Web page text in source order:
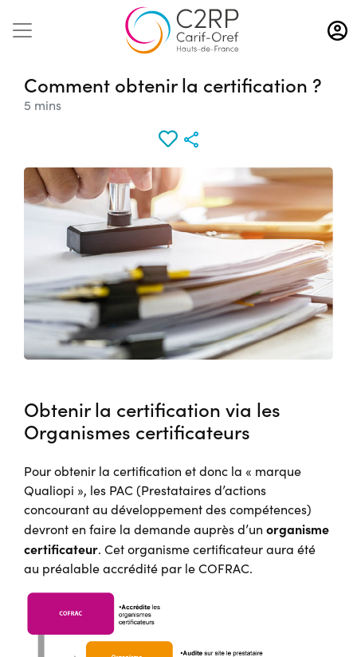
Aller
au
contenu
Comment obtenir la certification ?
5 mins
Obtenir la certification via les
Organismes certificateurs
Pour obtenir la certification et donc la « marque
Qualiopi », les PAC (Prestataires d’actions
concourant au développement des compétences)
devront en faire la demande auprès d’un organisme
certificateur. Cet organisme certificateur aura été
au préalable accrédité par le COFRAC.